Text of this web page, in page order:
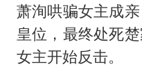
萧洵哄骗女主成
皇位，最终处死
女主开始反击。